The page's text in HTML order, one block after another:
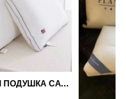
PLANTINUM ПОДУШКА САТИН, ШЕЛК 50Х70